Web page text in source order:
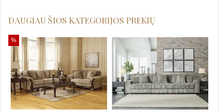
DAUGIAU ŠIOS KATEGORIJOS PREKIŲ
%